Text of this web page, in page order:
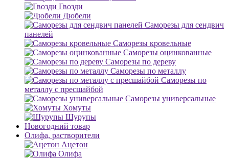
Гвозди
Дюбели
Саморезы для сендвич
панелей
Саморезы кровельные
Саморезы оцинкованные
Саморезы по дереву
Саморезы по металлу
Саморезы по
металлу с пресшайбой
Саморезы универсальные
Хомуты
Шурупы
Новогодний товар
Олифа, растворители
Ацетон
Олифа